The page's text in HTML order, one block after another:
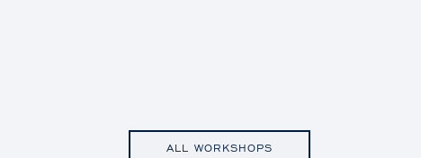
ALL WORKSHOPS